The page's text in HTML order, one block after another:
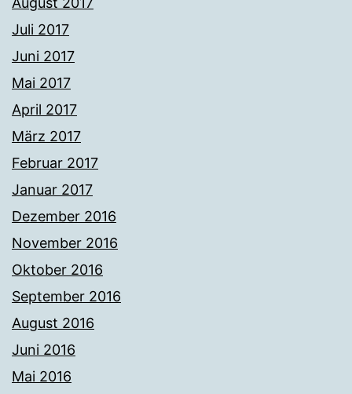
Juli 2017
Juni 2017
Mai 2017
April 2017
März 2017
Februar 2017
Januar 2017
Dezember 2016
November 2016
Oktober 2016
September 2016
August 2016
Juni 2016
Mai 2016